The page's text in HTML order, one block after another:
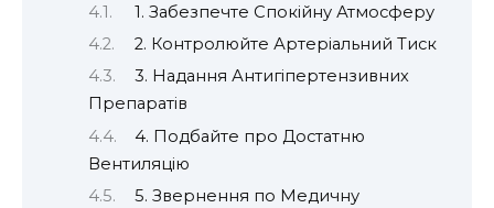
1. Забезпечте Спокійну Атмосферу
2. Контролюйте Артеріальний Тиск
3. Надання Антигіпертензивних
Препаратів
4. Подбайте про Достатню
Вентиляцію
5. Звернення по Медичну